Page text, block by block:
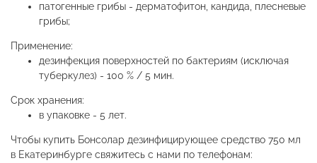
патогенные грибы - дерматофитон, кандида, плесневые
грибы;
Применение:
дезинфекция поверхностей по бактериям (исключая
туберкулез) - 100 % / 5 мин.
Срок хранения:
в упаковке - 5 лет.
Чтобы купить Бонсолар дезинфицирующее средство 750 мл
в Екатеринбурге свяжитесь с нами по телефонам: